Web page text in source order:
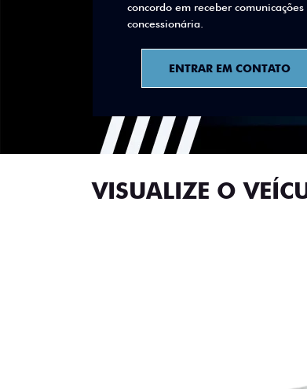
concordo em receber comunicações
concessionária.
ENTRAR EM CONTATO
VISUALIZE O